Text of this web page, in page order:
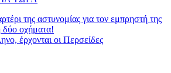
της αστυνομίας για τον εμπρηστή της
οχήματα!
έρχονται οι Περσείδες